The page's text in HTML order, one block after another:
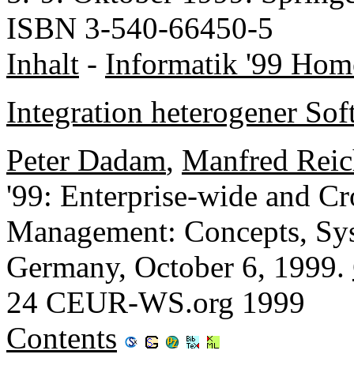
ISBN 3-540-66450-5
Inhalt - Informatik '99
Integration heterogener
Peter Dadam, Manfred
'99: Enterprise-wide and
Management: Concepts,
Germany, October 6, 1999.
24 CEUR-WS.org 1999
Contents